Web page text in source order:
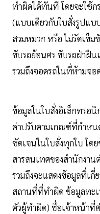
ทำผิดได้ทันที โดยจะใช้
(แบบเดียวกับใบสั่งรูปแบ
สวมหมวก หรือ ไม่รัดเข็
ขับรถย้อนศร ขับรถฝ่าฝืน
รวมถึงจอดรถในที่ห้ามจอ
ข้อมูลในใบสั่งอิเล็กทรอ
ค่าปรับตามเกณฑ์ที่กำหนด
ชัดเจนในใบสั่งทุกใบ โด
สารสนเทศของสำนักงา
รวมถึงจะแสดงข้อมูลที่เกี่
สถานที่ที่ทำผิด ข้อมูลทะ
ตัวผู้ทำผิด) ชื่อเจ้าหน้าที่